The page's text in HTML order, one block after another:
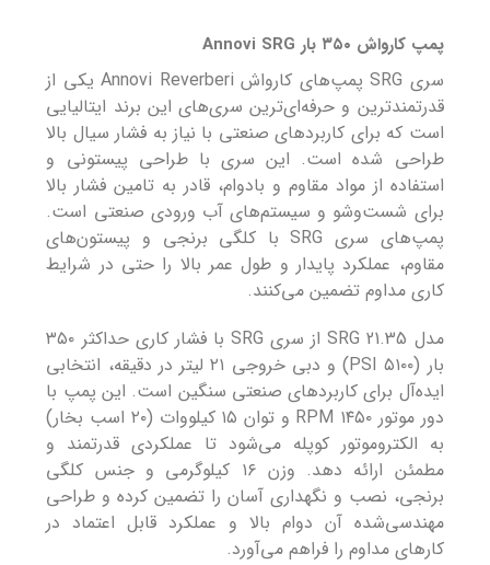
پمپ کارواش ۳۵۰ بار Annovi SRG
سری SRG پمپ‌های کارواش Annovi Reverberi یکی از
قدرتمندترین و حرفه‌ای‌ترین سری‌های این برند ایتالیایی
است که برای کاربردهای صنعتی با نیاز به فشار سیال بالا
طراحی شده است. این سری با طراحی پیستونی و
استفاده از مواد مقاوم و بادوام، قادر به تامین فشار بالا
برای شست‌وشو و سیستم‌های آب ورودی صنعتی است.
پمپ‌های سری SRG با کلگی برنجی و پیستون‌های
مقاوم، عملکرد پایدار و طول عمر بالا را حتی در شرایط
کاری مداوم تضمین می‌کنند.
مدل SRG 21.35 از سری SRG با فشار کاری حداکثر ۳۵۰
بار (۵۱۰۰ PSI) و دبی خروجی ۲۱ لیتر در دقیقه، انتخابی
ایده‌آل برای کاربردهای صنعتی سنگین است. این پمپ با
دور موتور ۱۴۵۰ RPM و توان ۱۵ کیلووات (۲۰ اسب بخار)
به الکتروموتور کوپله می‌شود تا عملکردی قدرتمند و
مطمئن ارائه دهد. وزن ۱۶ کیلوگرمی و جنس کلگی
برنجی، نصب و نگهداری آسان را تضمین کرده و طراحی
مهندسی‌شده آن دوام بالا و عملکرد قابل اعتماد در
کارهای مداوم را فراهم می‌آورد.